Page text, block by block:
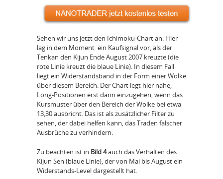
Sehen wir uns jetzt den Ichimoku-Chart an: Hier
lag in dem Moment ein Kaufsignal vor, als der
Tenkan den Kijun Ende August 2007 kreuzte (die
rote Linie kreuzt die blaue Linie). In diesem Fall
liegt ein Widerstandsband in der Form einer Wolke
über diesem Bereich. Der Chart legt hier nahe,
Long-Positionen erst dann einzugehen, wenn das
Kursmuster über den Bereich der Wolke bei etwa
13,30 ausbricht. Das ist als zusätzlicher Filter zu
sehen, der dabei helfen kann, das Traden falscher
Ausbrüche zu verhindern.
Zu beachten ist in Bild 4auch das Verhalten des
Kijun Sen (blaue Linie), der von Mai bis August ein
Widerstands-Level dargestellt hat.